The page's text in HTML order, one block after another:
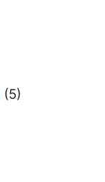
(5)